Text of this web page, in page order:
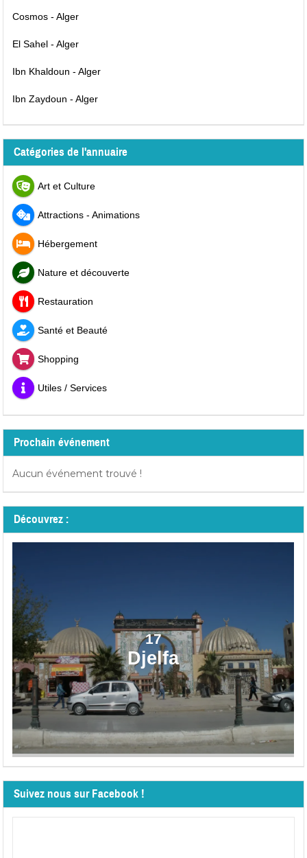
Cosmos - Alger
El Sahel - Alger
Ibn Khaldoun - Alger
Ibn Zaydoun - Alger
Catégories de l'annuaire
Art et Culture
Attractions - Animations
Hébergement
Nature et découverte
Restauration
Santé et Beauté
Shopping
Utiles / Services
Prochain événement
Aucun événement trouvé !
Découvrez :
17
Djelfa
Suivez nous sur Facebook !